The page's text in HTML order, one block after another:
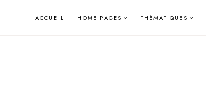
ACCUEIL HOME PAGES THÉMATIQUES